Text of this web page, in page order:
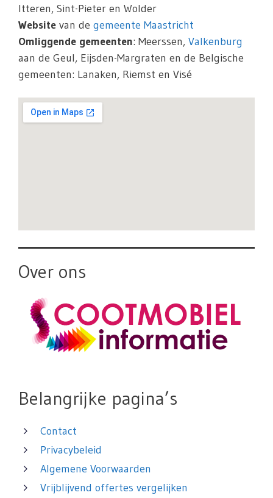
Itteren, Sint-Pieter en Wolder
Website van de gemeente Maastricht
Omliggende gemeenten: Meerssen, Valkenburg
aan de Geul, Eijsden-Margraten en de Belgische
gemeenten: Lanaken, Riemst en Visé
Over ons
Belangrijke pagina’s
Contact
Privacybeleid
Algemene Voorwaarden
Vrijblijvend offertes vergelijken